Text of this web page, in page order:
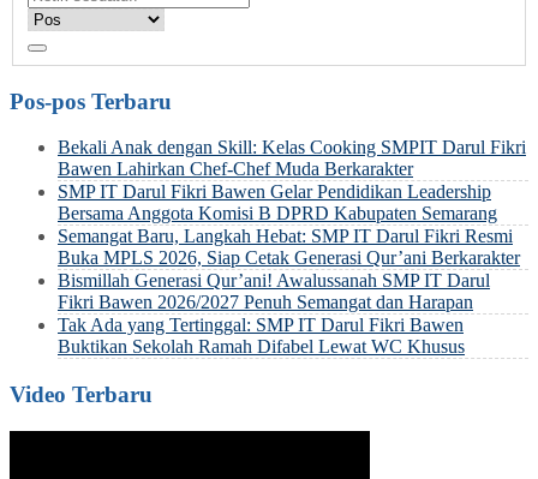
Pos-pos Terbaru
Bekali Anak dengan Skill: Kelas Cooking SMPIT Darul Fikri
Bawen Lahirkan Chef-Chef Muda Berkarakter
SMP IT Darul Fikri Bawen Gelar Pendidikan Leadership
Bersama Anggota Komisi B DPRD Kabupaten Semarang
Semangat Baru, Langkah Hebat: SMP IT Darul Fikri Resmi
Buka MPLS 2026, Siap Cetak Generasi Qur’ani Berkarakter
Bismillah Generasi Qur’ani! Awalussanah SMP IT Darul
Fikri Bawen 2026/2027 Penuh Semangat dan Harapan
Tak Ada yang Tertinggal: SMP IT Darul Fikri Bawen
Buktikan Sekolah Ramah Difabel Lewat WC Khusus
Video Terbaru